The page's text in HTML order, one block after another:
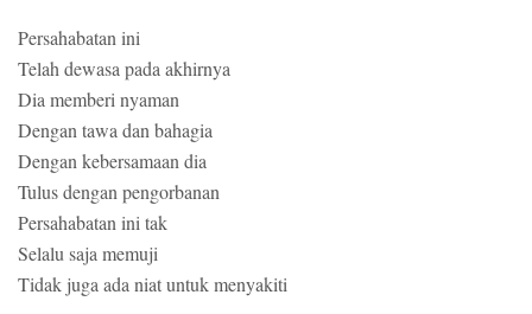
Persahabatan ini
Telah dewasa pada akhirnya
Dia memberi nyaman
Dengan tawa dan bahagia
Dengan kebersamaan dia
Tulus dengan pengorbanan
Persahabatan ini tak
Selalu saja memuji
Tidak juga ada niat untuk menyakiti